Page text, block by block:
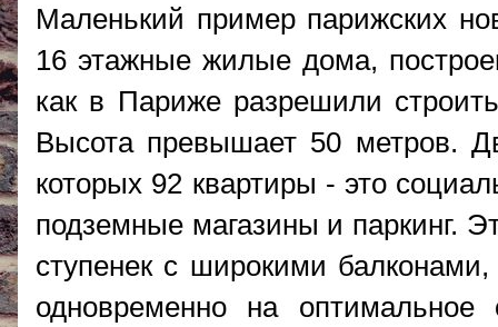
Маленький пример парижских
16 этажные жилые дома,
как в Париже разрешили
Высота превышает 50 метров.
которых 92 квартиры - это
подземные магазины и паркинг.
ступенек с широкими
одновременно на